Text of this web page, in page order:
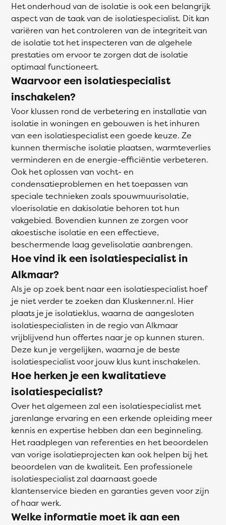
Het onderhoud van de isolatie is ook een belangrijk
aspect van de taak van de isolatiespecialist. Dit kan
variëren van het controleren van de integriteit van
de isolatie tot het inspecteren van de algehele
prestaties om ervoor te zorgen dat de isolatie
optimaal functioneert.
Waarvoor een isolatiespecialist
inschakelen?
Voor klussen rond de verbetering en installatie van
isolatie in woningen en gebouwen is het inhuren
van een isolatiespecialist een goede keuze. Ze
kunnen thermische isolatie plaatsen, warmteverlies
verminderen en de energie-efficiëntie verbeteren.
Ook het oplossen van vocht- en
condensatieproblemen en het toepassen van
speciale technieken zoals spouwmuurisolatie,
vloerisolatie en dakisolatie behoren tot hun
vakgebied. Bovendien kunnen ze zorgen voor
akoestische isolatie en een effectieve,
beschermende laag gevelisolatie aanbrengen.
Hoe vind ik een isolatiespecialist in
Alkmaar?
Als je op zoek bent naar een isolatiespecialist hoef
je niet verder te zoeken dan Kluskenner.nl. Hier
plaats je je isolatieklus, waarna de aangesloten
isolatiespecialisten in de regio van Alkmaar
vrijblijvend hun offertes naar je op kunnen sturen.
Deze kun je vergelijken, waarna je de beste
isolatiespecialist voor jouw klus kunt inschakelen.
Hoe herken je een kwalitatieve
isolatiespecialist?
Over het algemeen zal een isolatiespecialist met
jarenlange ervaring en een erkende opleiding meer
kennis en expertise hebben dan een beginneling.
Het raadplegen van referenties en het beoordelen
van vorige isolatieprojecten kan ook helpen bij het
beoordelen van de kwaliteit. Een professionele
isolatiespecialist zal daarnaast goede
klantenservice bieden en garanties geven voor zijn
of haar werk.
Welke informatie moet ik aan een